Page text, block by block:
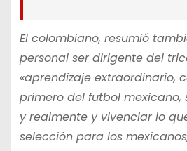
El colombiano, resumió
personal ser dirigente del
«aprendizaje extraordinario,
primero del futbol mexicano,
y realmente y vivenciar lo
selección para los